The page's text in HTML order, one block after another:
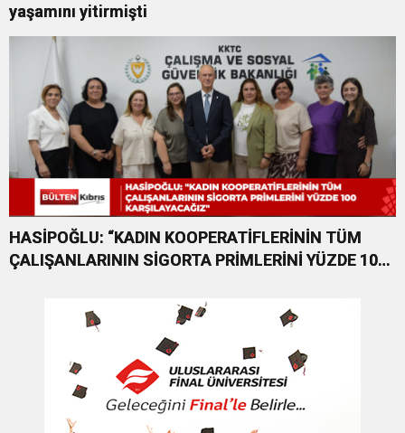
yaşamını yitirmişti
HASİPOĞLU: “KADIN KOOPERATİFLERİNİN TÜM
ÇALIŞANLARININ SİGORTA PRİMLERİNİ YÜZDE 100